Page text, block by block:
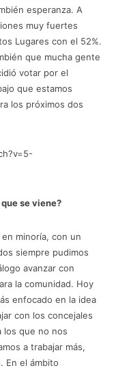
esperanza. A
muy fuertes
Lugares con el 52%.
que mucha gente
votar por el
que estamos
los próximos dos
se viene?
minoría, con un
siempre pudimos
avanzar con
la comunidad. Hoy
enfocado en la idea
con los concejales
los que no nos
a trabajar más,
En el ámbito